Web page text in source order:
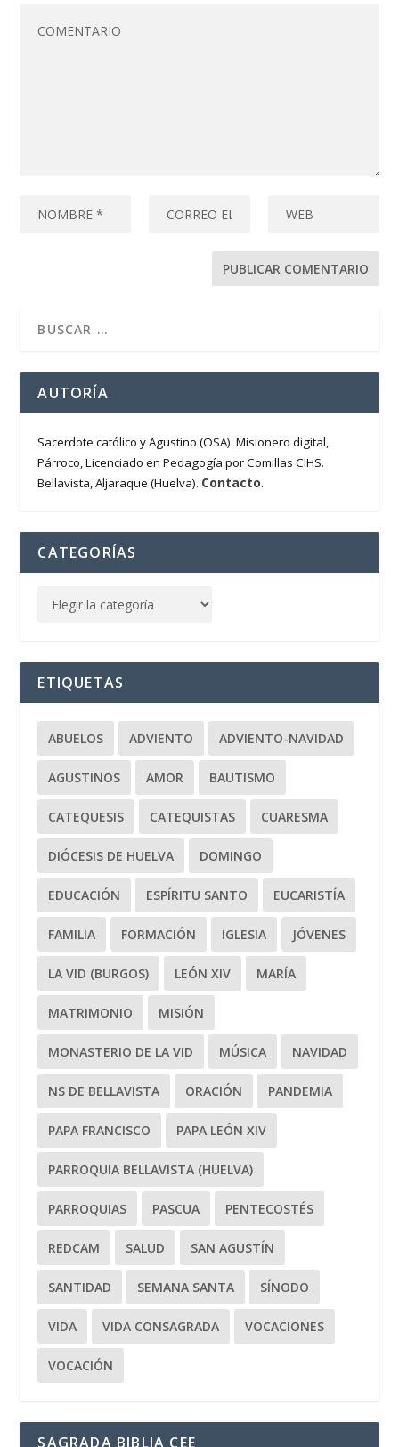
AUTORÍA
Sacerdote católico y Agustino (OSA). Misionero digital,
Párroco, Licenciado en Pedagogía por Comillas CIHS.
Bellavista, Aljaraque (Huelva). Contacto.
CATEGORÍAS
ETIQUETAS
ABUELOS ADVIENTO ADVIENTO-NAVIDAD
AGUSTINOS AMOR BAUTISMO
CATEQUESIS CATEQUISTAS CUARESMA
DIÓCESIS DE HUELVA DOMINGO
EDUCACIÓN ESPÍRITU SANTO EUCARISTÍA
FAMILIA FORMACIÓN IGLESIA JÓVENES
LA VID (BURGOS) LEÓN XIV MARÍA
MATRIMONIO MISIÓN
MONASTERIO DE LA VID MÚSICA NAVIDAD
NS DE BELLAVISTA ORACIÓN PANDEMIA
PAPA FRANCISCO PAPA LEÓN XIV
PARROQUIA BELLAVISTA (HUELVA)
PARROQUIAS PASCUA PENTECOSTÉS
REDCAM SALUD SAN AGUSTÍN
SANTIDAD SEMANA SANTA SÍNODO
VIDA VIDA CONSAGRADA VOCACIONES
VOCACIÓN
SAGRADA BIBLIA CEE